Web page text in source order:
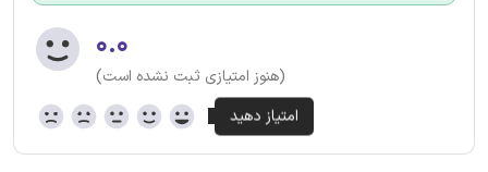
۰.۰
(هنوز امتیازی ثبت نشده است)